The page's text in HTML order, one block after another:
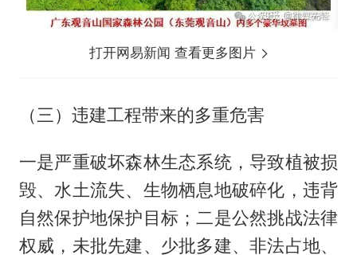
打开网易新闻 查看更多图片
（三）违建工程带来的多重危害
一是严重破坏森林生态系统，导致植被损
毁、水土流失、生物栖息地破碎化，违背
自然保护地保护目标；二是公然挑战法律
权威，未批先建、少批多建、非法占地、